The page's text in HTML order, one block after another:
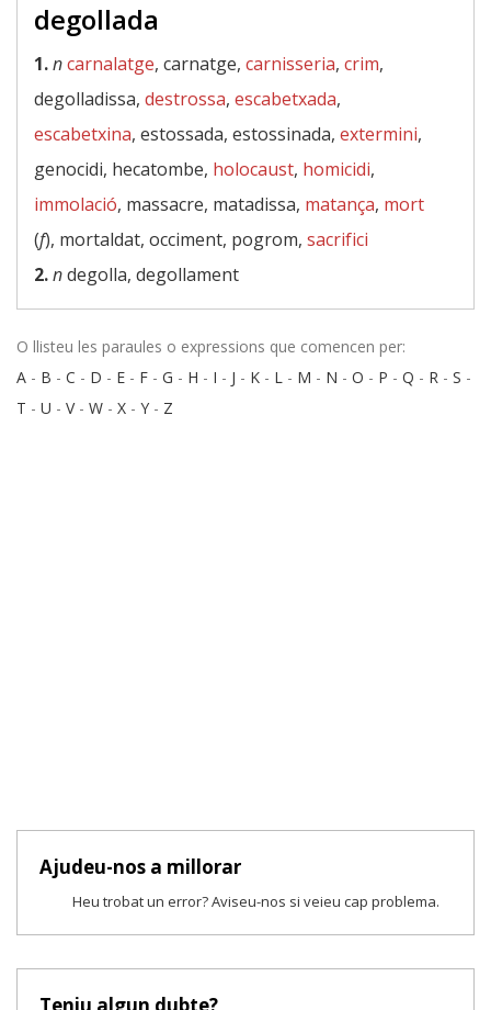
degollada
1.ncarnalatge, carnatge, carnisseria, crim,
degolladissa, destrossa, escabetxada,
escabetxina, estossada, estossinada, extermini,
genocidi, hecatombe, holocaust, homicidi,
immolació, massacre, matadissa, matança, mort
(f), mortaldat, occiment, pogrom, sacrifici
2.ndegolla, degollament
O llisteu les paraules o expressions que comencen per:
A - B - C - D - E - F - G - H - I - J - K - L - M - N - O - P - Q - R - S -
T - U - V- W - X - Y - Z
Ajudeu-nos a millorar
Heu trobat un error? Aviseu-nos si veieu cap problema.